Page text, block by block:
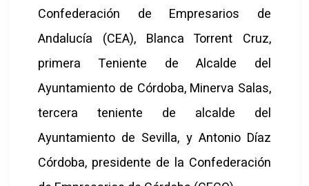
Confederación de Empresarios de
Andalucía (CEA), Blanca Torrent Cruz,
primera Teniente de Alcalde del
Ayuntamiento de Córdoba, Minerva Salas,
tercera teniente de alcalde del
Ayuntamiento de Sevilla, y Antonio Díaz
Córdoba, presidente de la Confederación